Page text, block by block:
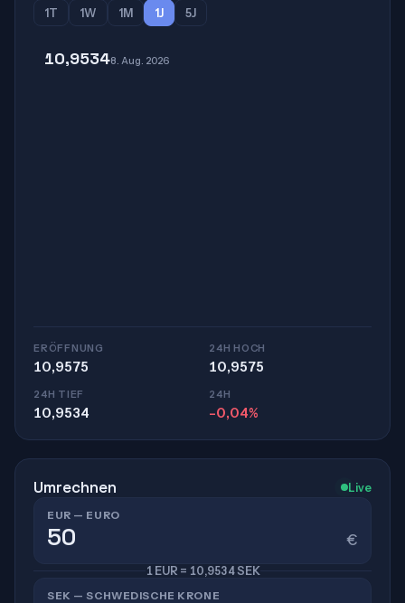
1T
1W 1M 1J 5J
10,95348. Aug. 2026
ERÖFFNUNG
10,9575
24H HOCH
10,9575
24H TIEF
10,9534
24H
-0,04%
Umrechnen Live
EUR — EURO
€
1 EUR = 10,9534 SEK
SEK — SCHWEDISCHE KRONE